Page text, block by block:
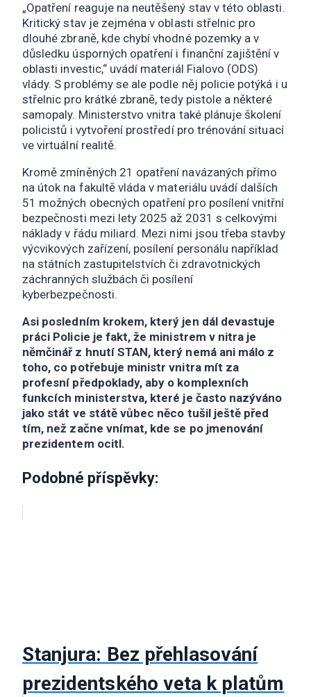
„Opatření reaguje na neutěšený stav v této oblasti.
Kritický stav je zejména v oblasti střelnic pro
dlouhé zbraně, kde chybí vhodné pozemky a v
důsledku úsporných opatření i finanční zajištění v
oblasti investic,“ uvádí materiál Fialovo (ODS)
vlády. S problémy se ale podle něj policie potýká i u
střelnic pro krátké zbraně, tedy pistole a některé
samopaly. Ministerstvo vnitra také plánuje školení
policistů i vytvoření prostředí pro trénování situací
ve virtuální realitě.
Kromě zmíněných 21 opatření navázaných přímo
na útok na fakultě vláda v materiálu uvádí dalších
51 možných obecných opatření pro posílení vnitřní
bezpečnosti mezi lety 2025 až 2031 s celkovými
náklady v řádu miliard. Mezi nimi jsou třeba stavby
výcvikových zařízení, posílení personálu například
na státních zastupitelstvích či zdravotnických
záchranných službách či posílení
kyberbezpečnosti.
Asi posledním krokem, který jen dál devastuje
práci Policie je fakt, že ministrem v nitra je
němčinář z hnutí STAN, který nemá ani málo z
toho, co potřebuje ministr vnitra mít za
profesní předpoklady, aby o komplexních
funkcích ministerstva, které je často nazýváno
jako stát ve státě vůbec něco tušil ještě před
tím, než začne vnímat, kde se po jmenování
prezidentem ocitl.
Podobné příspěvky:
Stanjura: Bez přehlasování
prezidentského veta k platům